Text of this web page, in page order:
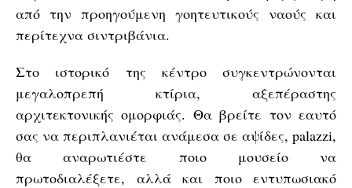
από την προηγούμενη γοητευτικούς ναούς και
περίτεχνα σιντριβάνια.
Στο ιστορικό της κέντρο συγκεντρώνονται
μεγαλοπρεπή κτίρια, αξεπέραστης
αρχιτεκτονικής ομορφιάς. Θα βρείτε τον εαυτό
σας να περιπλανιέται ανάμεσα σε αψίδες, palazzi,
θα αναρωτιέστε ποιο μουσείο να
πρωτοδιαλέξετε, αλλά και ποιο εντυπωσιακό